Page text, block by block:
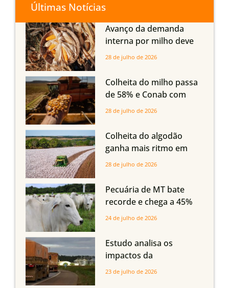
Últimas Notícias
Avanço da demanda
interna por milho deve
compensar aumento da
em Mato Grosso, aponta
Imea
28 de julho de 2026
Colheita do milho passa
de 58% e Conab com
boas produtividades em
quedas em Tocantins,
Maranhão e Piauí
28 de julho de 2026
Colheita do algodão
ganha mais ritmo em
Mato Grosso, Mato
Maranhão
28 de julho de 2026
Pecuária de MT bate
recorde e chega a 45%
dos bovinos abatidos
24 de julho de 2026
Estudo analisa os
impactos da
infraestrutura logística
23 de julho de 2026